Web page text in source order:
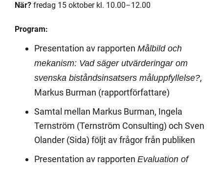
När? fredag 15 oktober kl. 10.00–12.00
Program:
Presentation av rapporten Målbild och
mekanism: Vad säger utvärderingar om
svenska biståndsinsatsers måluppfyllelse?,
Markus Burman (rapportförfattare)
Samtal mellan Markus Burman, Ingela
Ternström (Ternström Consulting) och Sven
Olander (Sida) följt av frågor från publiken
Presentation av rapporten Evaluation of